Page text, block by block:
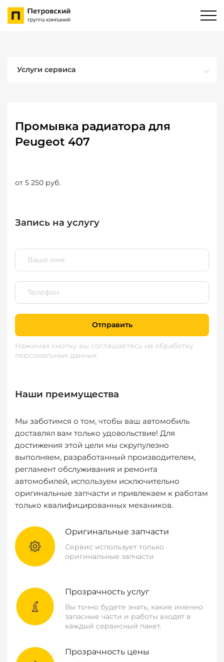
Услуги сервиса
Промывка радиатора для
Peugeot 407
от 5 250 руб.
Запись на услугу
Отправить
Нажимая кнопку вы соглашаетесь на обработку
персональных данных
Наши преимущества
Мы заботимся о том, чтобы ваш автомобиль
доставлял вам только удовольствие! Для
достижения этой цели мы скрупулезно
выполняем, разработанный производителем,
регламент обслуживания и ремонта
автомобилей, используем исключительно
оригинальные запчасти и привлекаем к работам
только квалифицированных механиков.
Оригинальные запчасти
Сервис использует только
оригинальные запчасти
Прозрачность услуг
Вы точно будете знать, какие именно
запасные части и работы входят в
каждый сервисный пакет.
Прозрачность цены